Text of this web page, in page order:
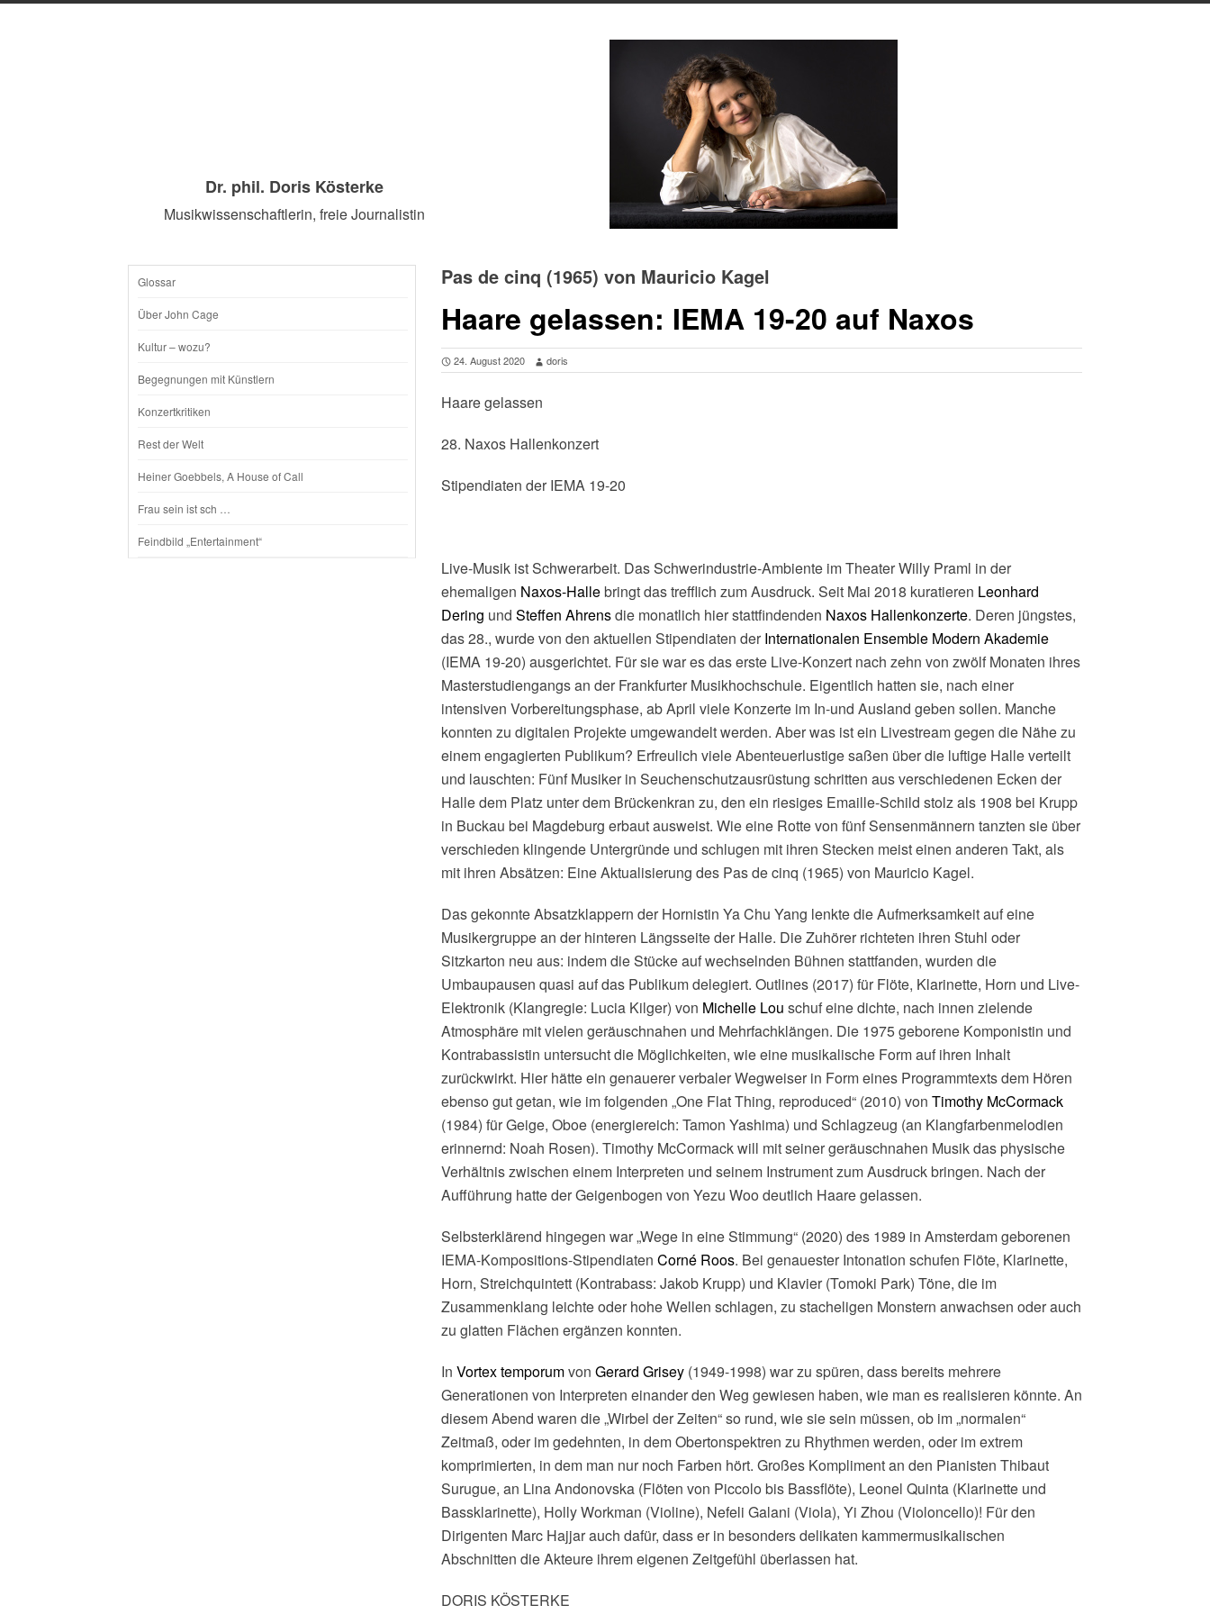
Dr. phil. Doris Kösterke
Musikwissenschaftlerin, freie Journalistin
SKIP
CONTENT
Glossar
Über John Cage
Kultur – wozu?
Begegnungen mit Künstlern
Konzertkritiken
Rest der Welt
Heiner Goebbels, A House of Call
Frau sein ist sch …
Feindbild „Entertainment“
Pas de cinq (1965) von Mauricio Kagel
Haare gelassen: IEMA 19-20 auf Naxos
24. August 2020 doris
Haare gelassen
28. Naxos Hallenkonzert
Stipendiaten der IEMA 19-20
Live-Musik ist Schwerarbeit. Das Schwerindustrie-Ambiente im Theater Willy Praml in der
ehemaligen Naxos-Hallebringt das trefflich zum Ausdruck. Seit Mai 2018 kuratieren Leonhard
Dering und Steffen Ahrensdie monatlich hier stattfindenden Naxos Hallenkonzerte. Deren jüngstes,
das 28., wurde von den aktuellen Stipendiaten der Internationalen Ensemble Modern Akademie
(IEMA 19-20) ausgerichtet. Für sie war es das erste Live-Konzert nach zehn von zwölf Monaten ihres
Masterstudiengangs an der Frankfurter Musikhochschule. Eigentlich hatten sie, nach einer
intensiven Vorbereitungsphase, ab April viele Konzerte im In-und Ausland geben sollen. Manche
konnten zu digitalen Projekte umgewandelt werden. Aber was ist ein Livestream gegen die Nähe zu
einem engagierten Publikum? Erfreulich viele Abenteuerlustige saßen über die luftige Halle verteilt
und lauschten: Fünf Musiker in Seuchenschutzausrüstung schritten aus verschiedenen Ecken der
Halle dem Platz unter dem Brückenkran zu, den ein riesiges Emaille-Schild stolz als 1908 bei Krupp
in Buckau bei Magdeburg erbaut ausweist. Wie eine Rotte von fünf Sensenmännern tanzten sie über
verschieden klingende Untergründe und schlugen mit ihren Stecken meist einen anderen Takt, als
mit ihren Absätzen: Eine Aktualisierung des Pas de cinq (1965) von Mauricio Kagel.
Das gekonnte Absatzklappern der Hornistin Ya Chu Yang lenkte die Aufmerksamkeit auf eine
Musikergruppe an der hinteren Längsseite der Halle. Die Zuhörer richteten ihren Stuhl oder
Sitzkarton neu aus: indem die Stücke auf wechselnden Bühnen stattfanden, wurden die
Umbaupausen quasi auf das Publikum delegiert. Outlines (2017) für Flöte, Klarinette, Horn und Live-
Elektronik (Klangregie: Lucia Kilger) von Michelle Lou schuf eine dichte, nach innen zielende
Atmosphäre mit vielen geräuschnahen und Mehrfachklängen. Die 1975 geborene Komponistin und
Kontrabassistin untersucht die Möglichkeiten, wie eine musikalische Form auf ihren Inhalt
zurückwirkt. Hier hätte ein genauerer verbaler Wegweiser in Form eines Programmtexts dem Hören
ebenso gut getan, wie im folgenden „One Flat Thing, reproduced“ (2010) von Timothy McCormack
(1984) für Geige, Oboe (energiereich: Tamon Yashima) und Schlagzeug (an Klangfarbenmelodien
erinnernd: Noah Rosen). Timothy McCormack will mit seiner geräuschnahen Musik das physische
Verhältnis zwischen einem Interpreten und seinem Instrument zum Ausdruck bringen. Nach der
Aufführung hatte der Geigenbogen von Yezu Woo deutlich Haare gelassen.
Selbsterklärend hingegen war „Wege in eine Stimmung“ (2020) des 1989 in Amsterdam geborenen
IEMA-Kompositions-Stipendiaten Corné Roos. Bei genauester Intonation schufen Flöte, Klarinette,
Horn, Streichquintett (Kontrabass: Jakob Krupp) und Klavier (Tomoki Park) Töne, die im
Zusammenklang leichte oder hohe Wellen schlagen, zu stacheligen Monstern anwachsen oder auch
zu glatten Flächen ergänzen konnten.
In Vortex temporumvon Gerard Grisey (1949-1998) war zu spüren, dass bereits mehrere
Generationen von Interpreten einander den Weg gewiesen haben, wie man es realisieren könnte. An
diesem Abend waren die „Wirbel der Zeiten“ so rund, wie sie sein müssen, ob im „normalen“
Zeitmaß, oder im gedehnten, in dem Obertonspektren zu Rhythmen werden, oder im extrem
komprimierten, in dem man nur noch Farben hört. Großes Kompliment an den Pianisten Thibaut
Surugue, an Lina Andonovska (Flöten von Piccolo bis Bassflöte), Leonel Quinta (Klarinette und
Bassklarinette), Holly Workman (Violine), Nefeli Galani (Viola), Yi Zhou (Violoncello)! Für den
Dirigenten Marc Hajjar auch dafür, dass er in besonders delikaten kammermusikalischen
Abschnitten die Akteure ihrem eigenen Zeitgefühl überlassen hat.
DORIS KÖSTERKE